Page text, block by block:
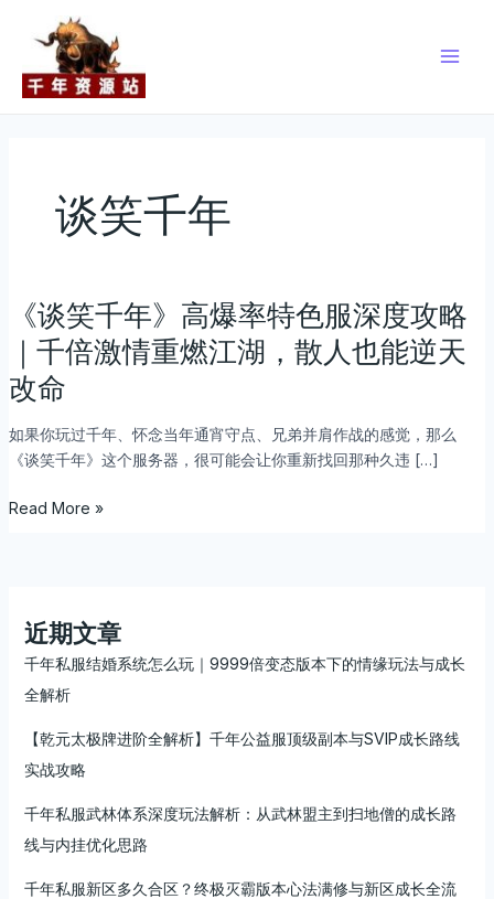
谈笑千年
《谈笑千年》高爆率特色服深度攻略
｜千倍激情重燃江湖，散人也能逆天
改命
如果你玩过千年、怀念当年通宵守点、兄弟并肩作战的感觉，那么
《谈笑千年》这个服务器，很可能会让你重新找回那种久违 […]
《谈
年》
爆
率
色
Read More »
近期文章
千年私服结婚系统怎么玩｜9999倍变态版本下的情缘玩法与成长
全解析
【乾元太极牌进阶全解析】千年公益服顶级副本与SVIP成长路线
实战攻略
千年私服武林体系深度玩法解析：从武林盟主到扫地僧的成长路
线与内挂优化思路
千年私服新区多久合区？终极灭霸版本心法满修与新区成长全流